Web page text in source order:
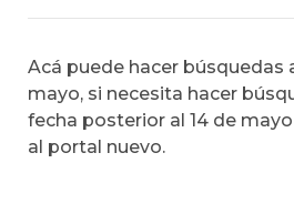
Acá puede hacer búsquedas
mayo, si necesita hacer
fecha posterior al 14 de
al portal nuevo.